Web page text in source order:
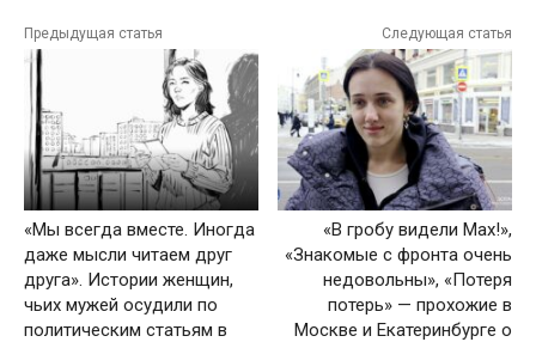
Предыдущая статья
«Мы всегда вместе. Иногда
даже мысли читаем друг
друга». Истории женщин,
чьих мужей осудили по
политическим статьям в
Следующая статья
«В гробу видели Max!»,
«Знакомые с фронта очень
недовольны», «Потеря
потерь» — прохожие в
Москве и Екатеринбурге о